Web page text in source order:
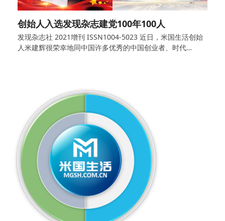
创始人入选发现杂志建党100年100人
发现杂志社 2021增刊 ISSN1004-5023 近日，米国生活创始
人米建辉很荣幸地同中国许多优秀的中国创业者、时代…